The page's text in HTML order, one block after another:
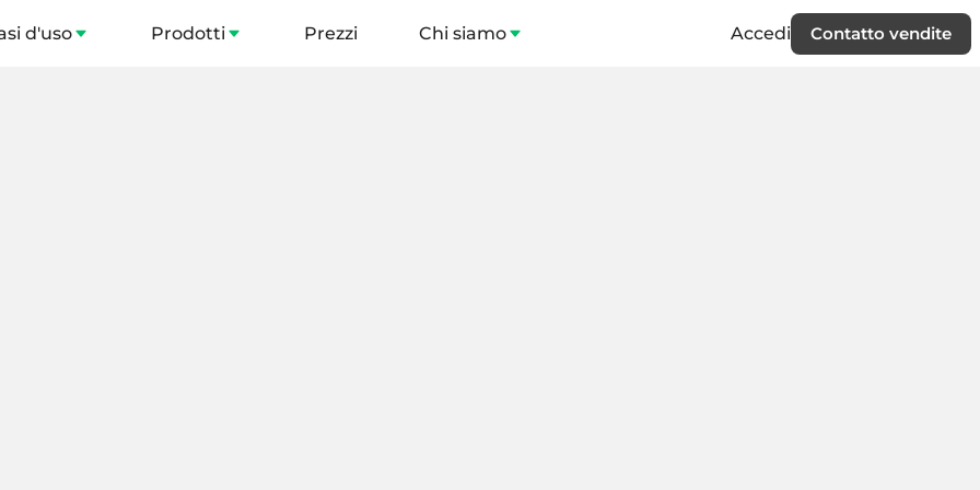
d'uso Prodotti Prezzi Chi siamo Accedi Contatto vendite